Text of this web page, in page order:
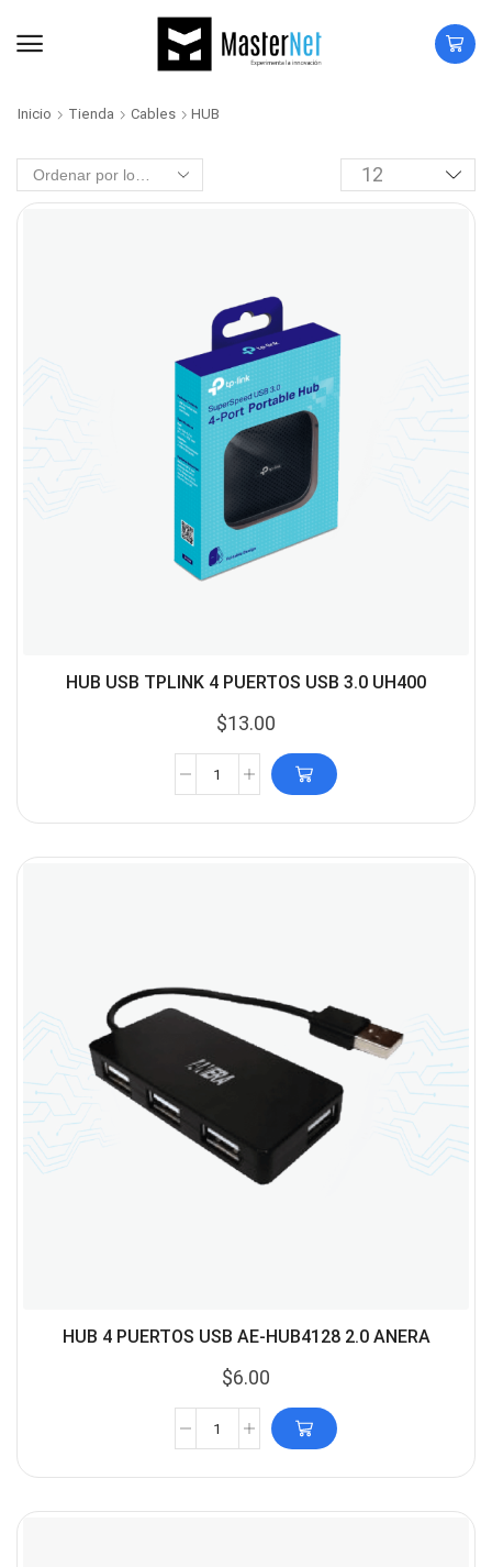
Inicio Tienda Cables HUB
HUB USB TPLINK 4 PUERTOS USB 3.0 UH400
$13.00
HUB 4 PUERTOS USB AE-HUB4128 2.0 ANERA
$6.00